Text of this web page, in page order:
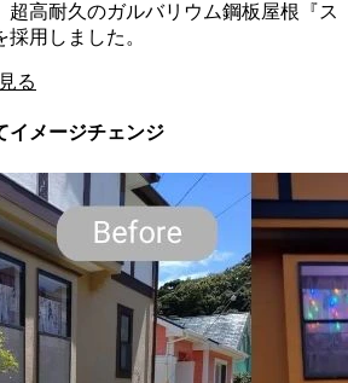
超高耐久のガルバリウム鋼板屋根『ス
用しました。
る
イメージチェンジ